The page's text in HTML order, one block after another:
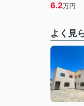
6.2万円
よく見